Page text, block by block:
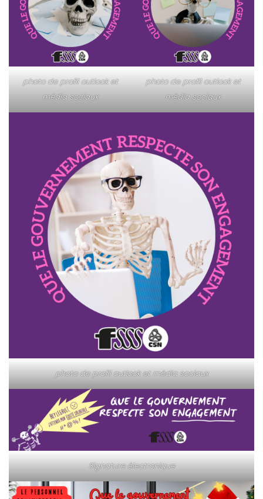
photo de profil outlook et
média sociaux
photo de profil outlook et
média sociaux
photo de profil outlook et média sociaux
Signature électronique